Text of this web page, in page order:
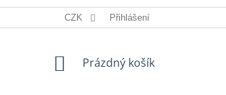
REKLAMACE SLOVNÍK POJMŮ
CZK Přihlášení
NÁKUPNÍ
Prázdný košík